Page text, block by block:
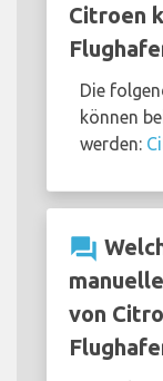
Citroen
Die
können
werden:
question_answer
von